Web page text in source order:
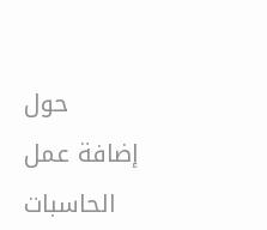
حول
إضافة عمل
الحاسبات